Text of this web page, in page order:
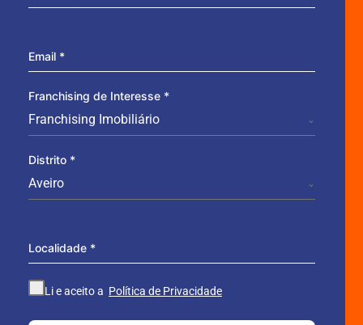
Email *
Franchising de Interesse *
Franchising Imobiliário
Distrito *
Aveiro
Localidade *
Li e aceito a Política de Privacidade